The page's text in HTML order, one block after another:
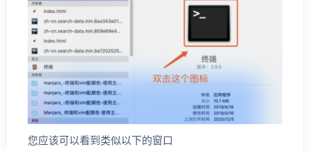
您应该可以看到类似以下的窗口